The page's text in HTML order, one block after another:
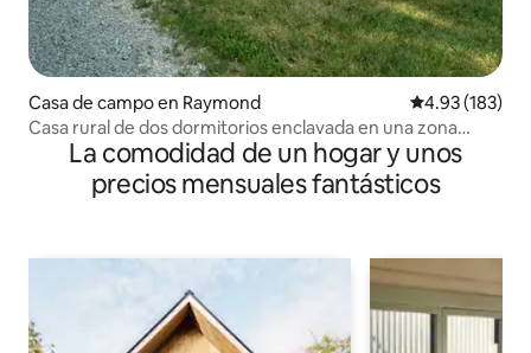
Casa de campo en Raymond Calificación
4.93 (183)
Casa rural de dos dormitorios enclavada en una zona
boscosa tranquila.
La comodidad de un hogar y unos
precios mensuales fantásticos